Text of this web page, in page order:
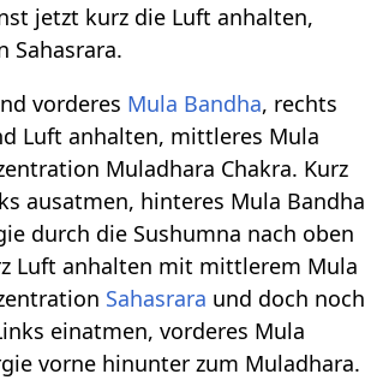
jetzt kurz die Luft anhalten,
Sahasrara.
vorderes Mula Bandha, rechts
Luft anhalten, mittleres Mula
Muladhara Chakra. Kurz
ausatmen, hinteres Mula Bandha
durch die Sushumna nach oben
Luft anhalten mit mittlerem Mula
Sahasrara und doch noch
einatmen, vorderes Mula
vorne hinunter zum Muladhara.